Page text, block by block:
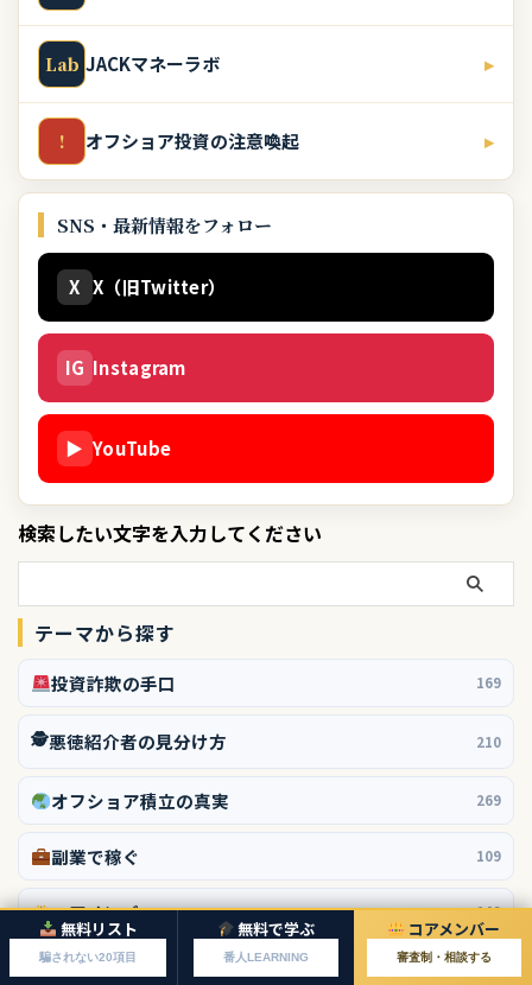
Lab JACKマネーラボ ▸
! オフショア投資の注意喚起 ▸
SNS・最新情報をフォロー
X X（旧Twitter）
IG Instagram
▶ YouTube
検索したい文字を入力してください
テーマから探す
投資詐欺の手口 169
🕵️悪徳紹介者の見分け方 210
オフショア積立の真実 269
副業で稼ぐ 109
コアメンバー 149
不動産投資 127
無料リスト
騙されない20項目
無料で学ぶ
番人LEARNING
コアメンバー
審査制・相談する